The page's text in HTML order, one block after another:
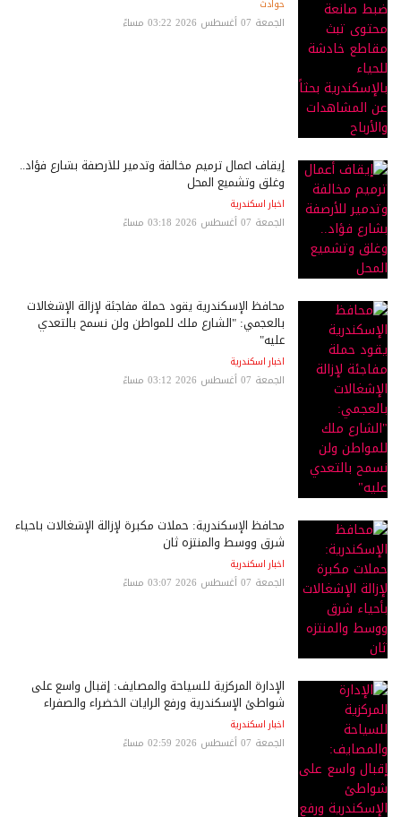
حوادث
الجمعة 07 أغسطس 2026 03:22 مساءً
إيقاف أعمال ترميم مخالفة وتدمير للأرصفة بشارع فؤاد..
وغلق وتشميع المحل
اخبار اسكندرية
الجمعة 07 أغسطس 2026 03:18 مساءً
محافظ الإسكندرية يقود حملة مفاجئة لإزالة الإشغالات
بالعجمي: "الشارع ملك للمواطن ولن نسمح بالتعدي
عليه"
اخبار اسكندرية
الجمعة 07 أغسطس 2026 03:12 مساءً
محافظ الإسكندرية: حملات مكبرة لإزالة الإشغالات بأحياء
شرق ووسط والمنتزه ثان
اخبار اسكندرية
الجمعة 07 أغسطس 2026 03:07 مساءً
الإدارة المركزية للسياحة والمصايف: إقبال واسع على
شواطئ الإسكندرية ورفع الرايات الخضراء والصفراء
اخبار اسكندرية
الجمعة 07 أغسطس 2026 02:59 مساءً